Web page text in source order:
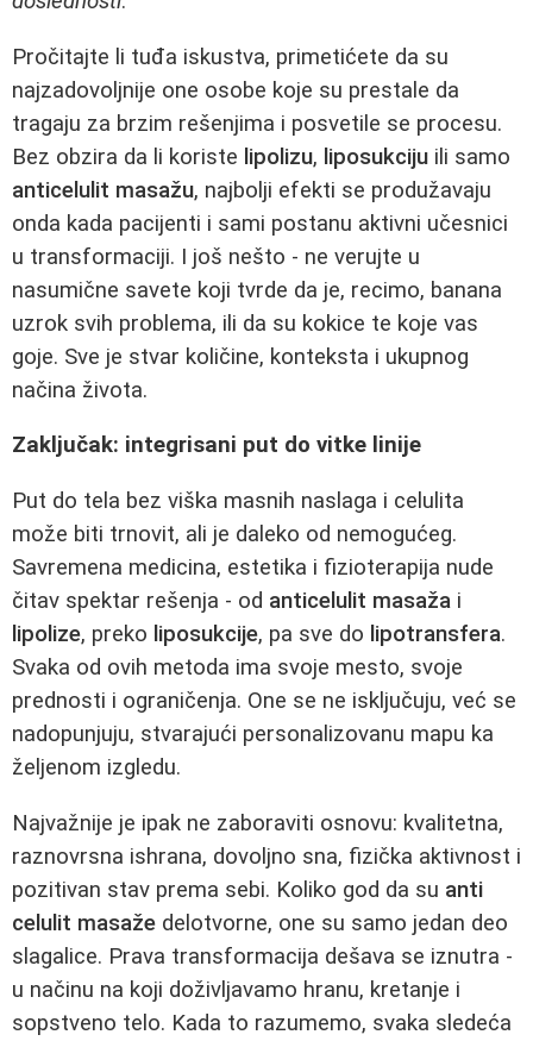
Pročitajte li tuđa iskustva, primetićete da su
najzadovoljnije one osobe koje su prestale da
tragaju za brzim rešenjima i posvetile se procesu.
Bez obzira da li koriste lipolizu, liposukciju ili samo
anticelulit masažu, najbolji efekti se produžavaju
onda kada pacijenti i sami postanu aktivni učesnici
u transformaciji. I još nešto - ne verujte u
nasumične savete koji tvrde da je, recimo, banana
uzrok svih problema, ili da su kokice te koje vas
goje. Sve je stvar količine, konteksta i ukupnog
načina života.
Zaključak: integrisani put do vitke linije
Put do tela bez viška masnih naslaga i celulita
može biti trnovit, ali je daleko od nemogućeg.
Savremena medicina, estetika i fizioterapija nude
čitav spektar rešenja - od anticelulit masaža i
lipolize, preko liposukcije, pa sve do lipotransfera.
Svaka od ovih metoda ima svoje mesto, svoje
prednosti i ograničenja. One se ne isključuju, već se
nadopunjuju, stvarajući personalizovanu mapu ka
željenom izgledu.
Najvažnije je ipak ne zaboraviti osnovu: kvalitetna,
raznovrsna ishrana, dovoljno sna, fizička aktivnost i
pozitivan stav prema sebi. Koliko god da su anti
celulit masaže delotvorne, one su samo jedan deo
slagalice. Prava transformacija dešava se iznutra -
u načinu na koji doživljavamo hranu, kretanje i
sopstveno telo. Kada to razumemo, svaka sledeća